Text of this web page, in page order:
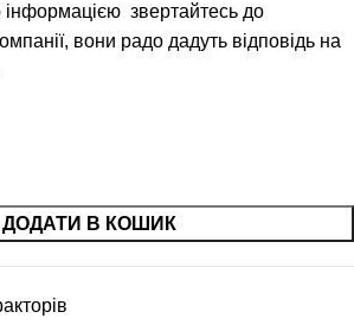
звертайтесь до
вони радо дадуть відповідь на
ДОДАТИ В КОШИК